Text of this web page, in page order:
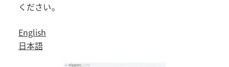
ください。
English
日本語